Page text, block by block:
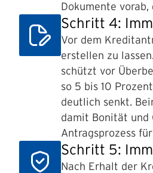
Dokumente
Schritt 4:
Vor dem
erstellen zu
schützt vor
so 5 bis 10
deutlich senkt.
damit Bonität und
Antragsprozess
Schritt 5:
Nach Erhalt der